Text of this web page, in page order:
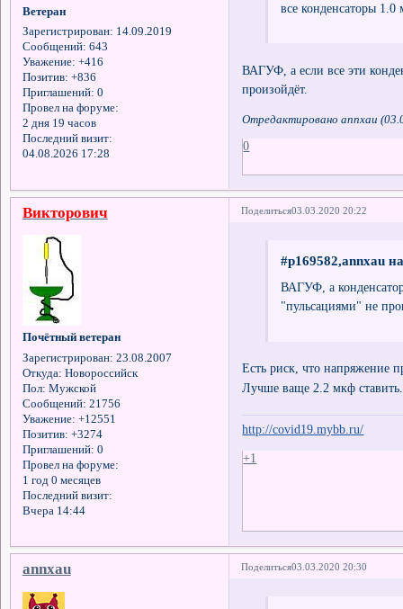
Ветеран
Зарегистрирован: 14.09.2019
Сообщений: 643
Уважение: +416
Позитив: +836
Приглашений: 0
Провел на форуме:
2 дня 19 часов
Последний визит:
04.08.2026 17:28
все конденсаторы 1.0
ВАГУФ, а если все эти
произойдёт.
Отредактировано annxau
0
Поделиться03.03.2020 20:22
Викторович
Почётный ветеран
Зарегистрирован: 23.08.2007
Откуда: Новороссийск
Пол: Мужской
Сообщений: 21756
Уважение: +12551
Позитив: +3274
Приглашений: 0
Провел на форуме:
1 год 0 месяцев
Последний визит:
Вчера 14:44
#p169582,annxau
ВАГУФ, а
"пульсациями" не
Есть риск, что напряжение
Лучше ваще 2.2 мкф ставить.
http://covid19.mybb.ru/
+1
Поделиться03.03.2020 20:30
annxau